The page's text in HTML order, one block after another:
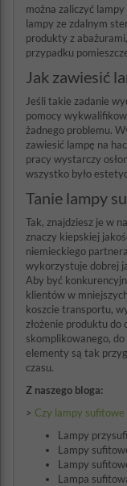
można zaliczyć
lampy ze zdalnym
produkty z
przypadku
Jak zawiesić
Jeśli takie zadanie
pomocy
żadnego problemu.
zawiesić lampę na
pracy wystarczy
wszystko było
Tanie lampy
Tak, znajdziesz je w
znaczy kiepskiej
niemieckiego
wykorzystuje dobrej
Aby być
klientów w
koszcie transportu,
złożenie produktu
skomplikowanego,
elementy są tak
czasu.
Z naszego bloga:
> Czy lampy
Lampy
Lampy
Lampy
Lampa